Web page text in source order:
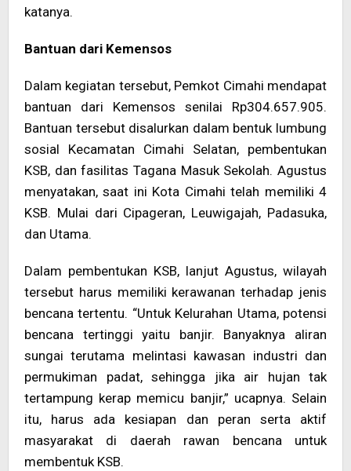
katanya.
Bantuan dari Kemensos
Dalam kegiatan tersebut, Pemkot Cimahi mendapat
bantuan dari Kemensos senilai Rp304.657.905.
Bantuan tersebut disalurkan dalam bentuk lumbung
sosial Kecamatan Cimahi Selatan, pembentukan
KSB, dan fasilitas Tagana Masuk Sekolah. Agustus
menyatakan, saat ini Kota Cimahi telah memiliki 4
KSB. Mulai dari Cipageran, Leuwigajah, Padasuka,
dan Utama.
Dalam pembentukan KSB, lanjut Agustus, wilayah
tersebut harus memiliki kerawanan terhadap jenis
bencana tertentu. “Untuk Kelurahan Utama, potensi
bencana tertinggi yaitu banjir. Banyaknya aliran
sungai terutama melintasi kawasan industri dan
permukiman padat, sehingga jika air hujan tak
tertampung kerap memicu banjir,” ucapnya. Selain
itu, harus ada kesiapan dan peran serta aktif
masyarakat di daerah rawan bencana untuk
membentuk KSB.